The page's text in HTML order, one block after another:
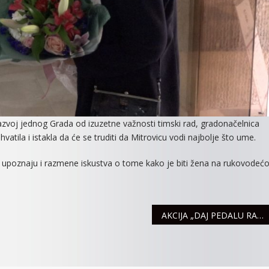
jednog Grada od izuzetne važnosti timski rad, gradonačelnica
i istakla da će se truditi da Mitrovicu vodi najbolje što ume.
i razmene iskustva o tome kako je biti žena na
AKCIJA „DAJ PEDALU RAKU“ ODRŽANA I U SREMSKOJ MITROVICI